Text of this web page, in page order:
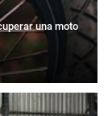
una moto